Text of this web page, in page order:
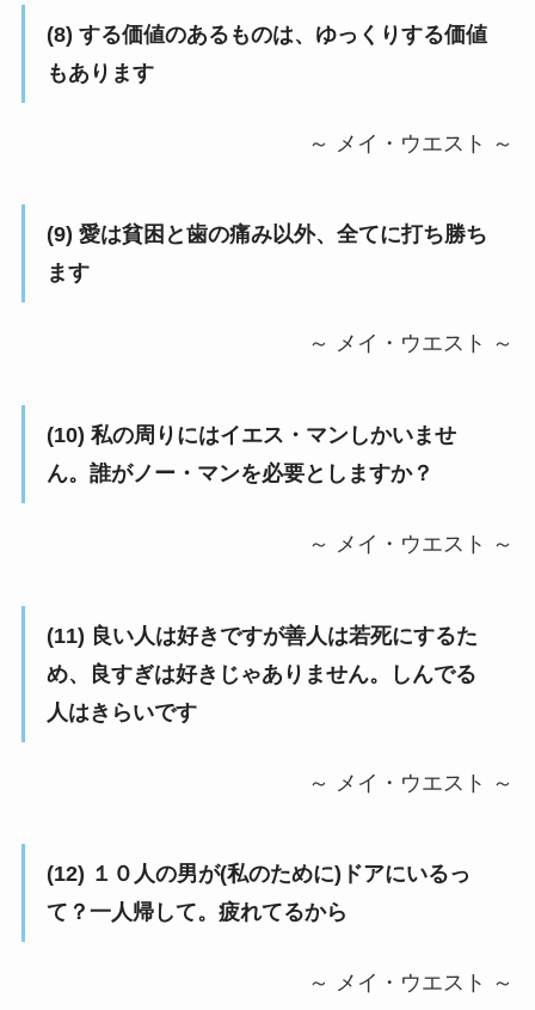
(8) する価値のあるものは、ゆっくりする価値
もあります
～ メイ・ウエスト ～
(9) 愛は貧困と歯の痛み以外、全てに打ち勝ち
ます
～ メイ・ウエスト ～
(10) 私の周りにはイエス・マンしかいませ
ん。誰がノー・マンを必要としますか？
～ メイ・ウエスト ～
(11) 良い人は好きですが善人は若死にするた
め、良すぎは好きじゃありません。しんでる
人はきらいです
～ メイ・ウエスト ～
(12) １０人の男が(私のために)ドアにいるっ
て？一人帰して。疲れてるから
～ メイ・ウエスト ～